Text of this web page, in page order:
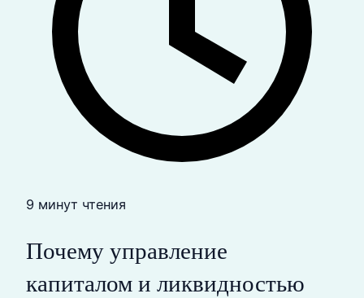
9 минут чтения
Почему управление
капиталом и ликвидностью